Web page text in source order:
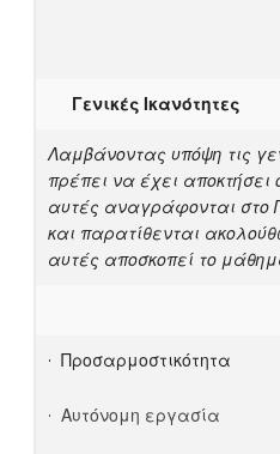
Γενικές Ικανότητες
Λαμβάνοντας υπόψη τις
πρέπει να έχει αποκτήσει
αυτές αναγράφονται
και παρατίθενται
αυτές αποσκοπεί το
· Προσαρμοστικότητα
· Αυτόνομη εργασία